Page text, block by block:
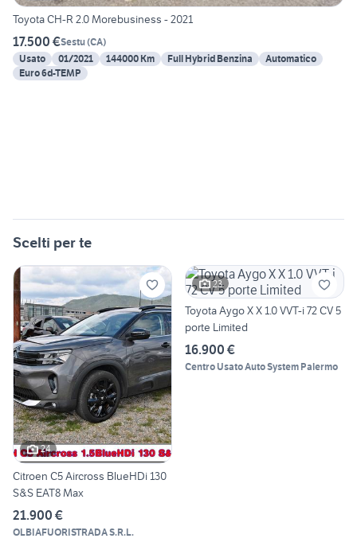
Toyota CH-R 2.0 Morebusiness - 2021
17.500 €Sestu(CA)
Usato
01/2021 144000 Km Full Hybrid Benzina
Automatico
Euro 6d-TEMP
Scelti per te
24
Citroen C5 Aircross BlueHDi 130
S&S EAT8 Max
21.900 €
OLBIAFUORISTRADA S.R.L.
23
Toyota Aygo X X 1.0 VVT-i 72 CV 5
porte Limited
16.900 €
Centro Usato Auto System Palermo